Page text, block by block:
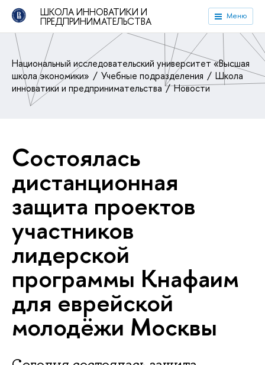
ШКОЛА ИННОВАТИКИ И
ПРЕДПРИНИМАТЕЛЬСТВА Меню
Национальный исследовательский университет «Высшая
школа экономики»
Учебные подразделения
Школа
инноватики и предпринимательства
Новости
Состоялась
дистанционная
защита проектов
участников
лидерской
программы Кнафаим
для еврейской
молодёжи Москвы